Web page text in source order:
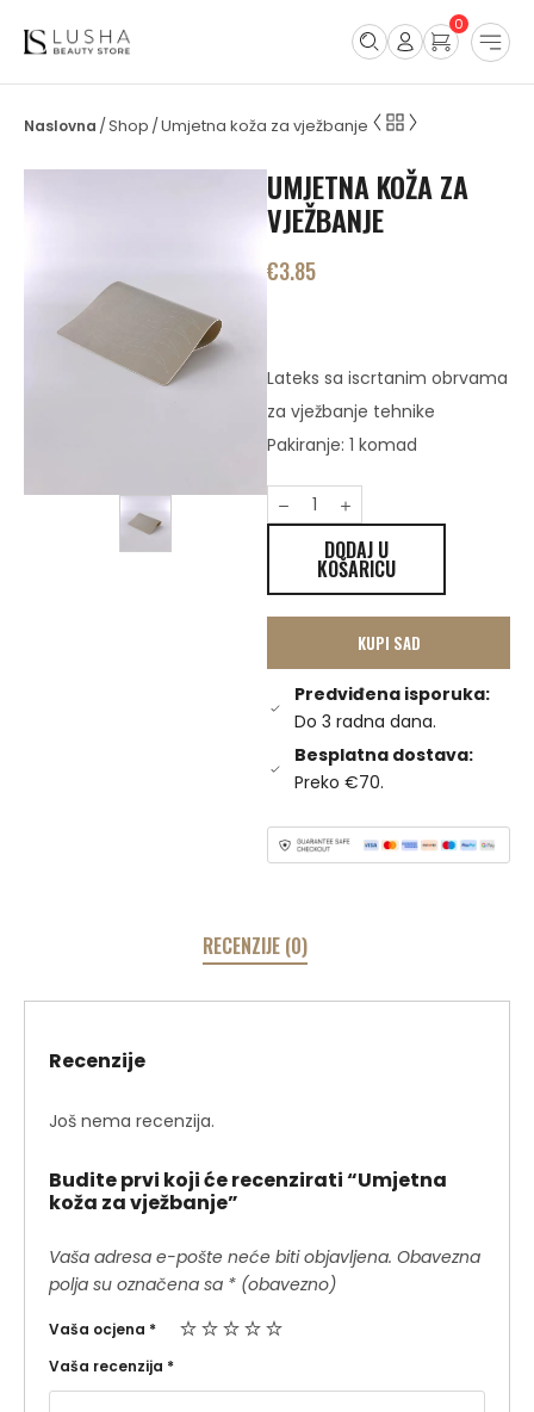
0
/Shop /Umjetna koža za vježbanje
UMJETNA KOŽA ZA
VJEŽBANJE
€3.85
Lateks sa iscrtanim obrvama
za vježbanje tehnike
Pakiranje: 1 komad
DODAJ U
KOŠARICU
KUPI SAD
Predviđena isporuka:
Do 3 radna dana.
Besplatna dostava:
Preko €70.
RECENZIJE (0)
Recenzije
Još nema recenzija.
Budite prvi koji će recenzirati “Umjetna
koža za vježbanje”
Vaša adresa e-pošte neće biti objavljena. Obavezna
polja su označena sa * (obavezno)
Vaša ocjena *
Vaša recenzija *